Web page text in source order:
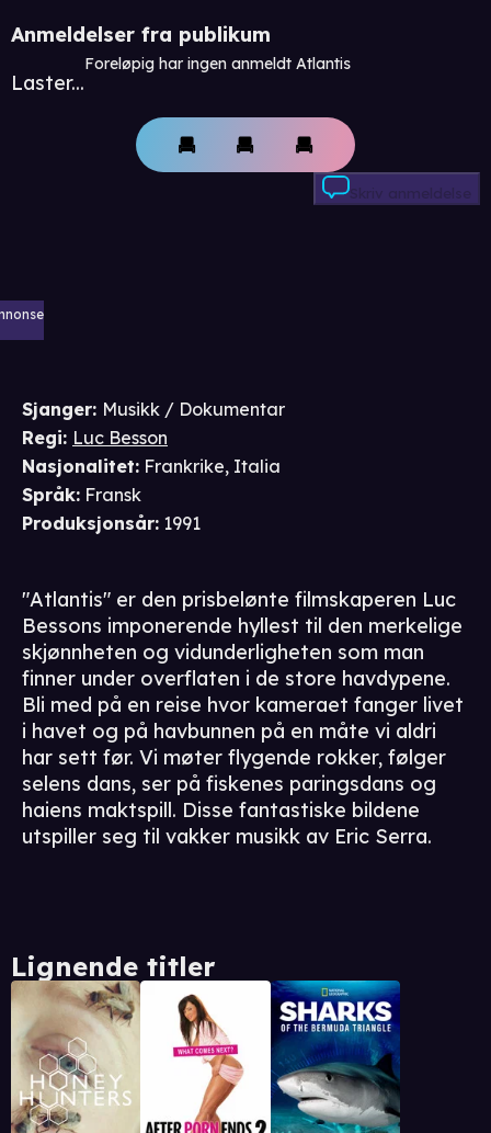
Anmeldelser fra publikum
Laster...
Foreløpig har ingen anmeldt Atlantis
Skriv anmeldelse
Sjanger: Musikk / Dokumentar
Regi: Luc Besson
Nasjonalitet: Frankrike, Italia
Språk: Fransk
Produksjonsår: 1991
"Atlantis" er den prisbelønte filmskaperen Luc
Bessons imponerende hyllest til den merkelige
skjønnheten og vidunderligheten som man
finner under overflaten i de store havdypene.
Bli med på en reise hvor kameraet fanger livet
i havet og på havbunnen på en måte vi aldri
har sett før. Vi møter flygende rokker, følger
selens dans, ser på fiskenes paringsdans og
haiens maktspill. Disse fantastiske bildene
utspiller seg til vakker musikk av Eric Serra.
Lignende titler